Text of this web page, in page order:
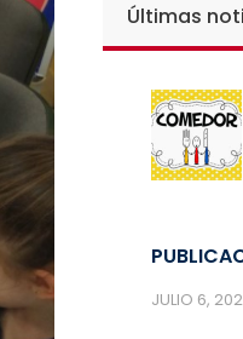
Últimas
JULIO 6,